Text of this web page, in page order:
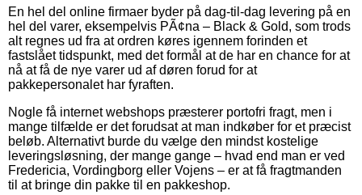
En hel del online firmaer byder på dag-til-dag levering på en
hel del varer, eksempelvis PÃ¢na – Black & Gold, som trods
alt regnes ud fra at ordren køres igennem forinden et
fastslået tidspunkt, med det formål at de har en chance for at
nå at få de nye varer ud af døren forud for at
pakkepersonalet har fyraften.
Nogle få internet webshops præsterer portofri fragt, men i
mange tilfælde er det forudsat at man indkøber for et præcist
beløb. Alternativt burde du vælge den mindst kostelige
leveringsløsning, der mange gange – hvad end man er ved
Fredericia, Vordingborg eller Vojens – er at få fragtmanden
til at bringe din pakke til en pakkeshop.